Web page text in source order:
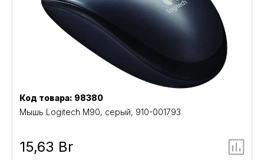
Код товара: 98380
Мышь Logitech M90, серый, 910-001793
15,63 Br